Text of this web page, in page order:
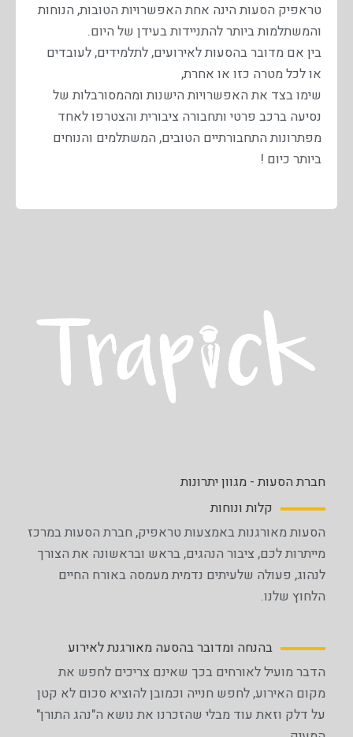
טראפיק הסעות הינה אחת האפשרויות הטובות, הנוחות
והמשתלמות ביותר להתניידות בעידן של היום.
בין אם מדובר בהסעות לאירועים, לתלמידים, לעובדים
או לכל מטרה כזו או אחרת,
שימו בצד את האפשרויות הישנות ומהמסורבלות של
נסיעה ברכב פרטי ותחבורה ציבורית והצטרפו לאחד
מפתרונות התחבורתיים הטובים, המשתלמים והנוחים
ביותר כיום !
חברת הסעות - מגוון יתרונות​
קלות ונוחות
הסעות מאורגנות באמצעות טראפיק, חברת הסעות במרכז
מייתרות לכם, ציבור הנהגים, בראש ובראשונה את הצורך
לנהוג, פעולה שלעיתים נדמית מעמסה באורח החיים
הלחוץ שלנו.
בהנחה ומדובר בהסעה מאורגנת לאירוע
הדבר מועיל לאורחים בכך שאינם צריכים לחפש את
מקום האירוע, לחפש חנייה וכמובן להוציא סכום לא קטן
על דלק וזאת עוד מבלי שהזכרנו את נושא ה"נהג התורן"